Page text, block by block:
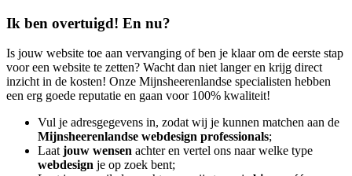
Ik ben overtuigd! En nu?
Is jouw website toe aan vervanging of ben je klaar om de eerste stap
voor een website te zetten? Wacht dan niet langer en krijg direct
inzicht in de kosten! Onze Mijnsheerenlandse specialisten hebben
een erg goede reputatie en gaan voor 100% kwaliteit!
Vul je adresgegevens in, zodat wij je kunnen matchen aan de
Mijnsheerenlandse webdesign professionals;
Laat jouw wensen achter en vertel ons naar welke type
webdesign je op zoek bent;